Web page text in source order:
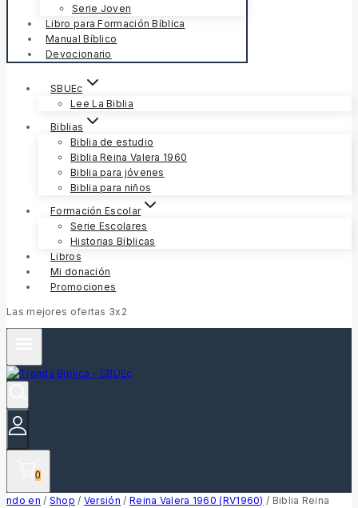
Serie Joven
Libro para Formación Bíblica
Manual Bíblico
Devocionario
SBUEc
Lee La Biblia
Biblias
Biblia de estudio
Biblia Reina Valera 1960
Biblia para jóvenes
Biblia para niños
Formación Escolar
Serie Escolares
Historias Bíblicas
Libros
Mi donación
Promociones
Las mejores ofertas 3x2
0
ndo en / Shop / Versión / Reina Valera 1960 (RV1960) / Biblia Reina